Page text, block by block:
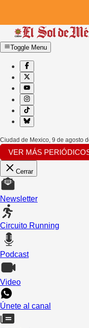
Toggle Menu
Ciudad de Mexico, 9 de agosto
VER MÁS
Cerrar
Newsletter
Circuito Running
Podcast
Video
Únete al canal